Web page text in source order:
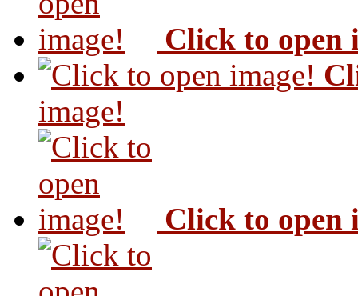
Click to open
image!
Click to open